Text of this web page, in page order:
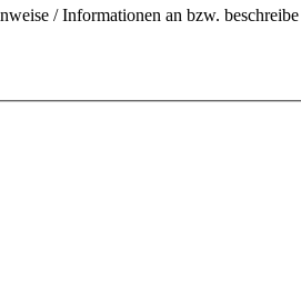
/ Informationen an bzw.